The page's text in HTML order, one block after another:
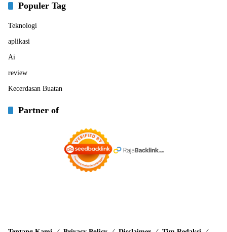
Populer Tag
Teknologi
aplikasi
Ai
review
Kecerdasan Buatan
Partner of